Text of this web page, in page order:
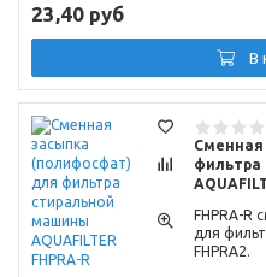
23,40 руб
В
Сменная
фильтра
FHPRA-R
для
FHPRA2.